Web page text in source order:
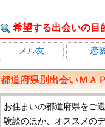
希望する出会いの目
メル友 恋
都道府県別出会いＭＡ
お住まいの都道府県をご
験談のほか、オススメの